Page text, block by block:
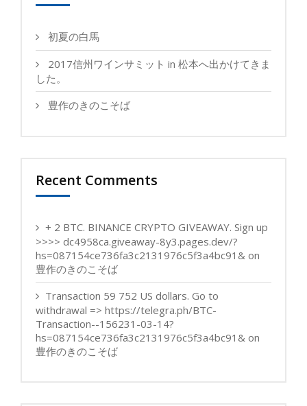
初夏の白馬
2017信州ワインサミット in 松本へ出かけてきま
した。
豊作のきのこそば
Recent Comments
+ 2 BTC. BINANCE CRYPTO GIVEAWAY. Sign up
>>>> dc4958ca.giveaway-8y3.pages.dev/?
hs=087154ce736fa3c2131976c5f3a4bc91& on
豊作のきのこそば
Transaction 59 752 US dollars. Gо tо
withdrаwаl => https://telegra.ph/BTC-
Transaction--156231-03-14?
hs=087154ce736fa3c2131976c5f3a4bc91& on
豊作のきのこそば